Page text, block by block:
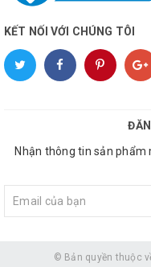
KẾT NỐI VỚI CHÚNG TÔI
Nhận thông tin sản phẩm
© Bản quyền thuộc